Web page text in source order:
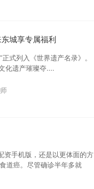
城享专属福利
式列入《世界遗产名录》。
化遗产璀璨夺....
资手机版，还是以更体面的方
道癌。尽管确诊半年多就